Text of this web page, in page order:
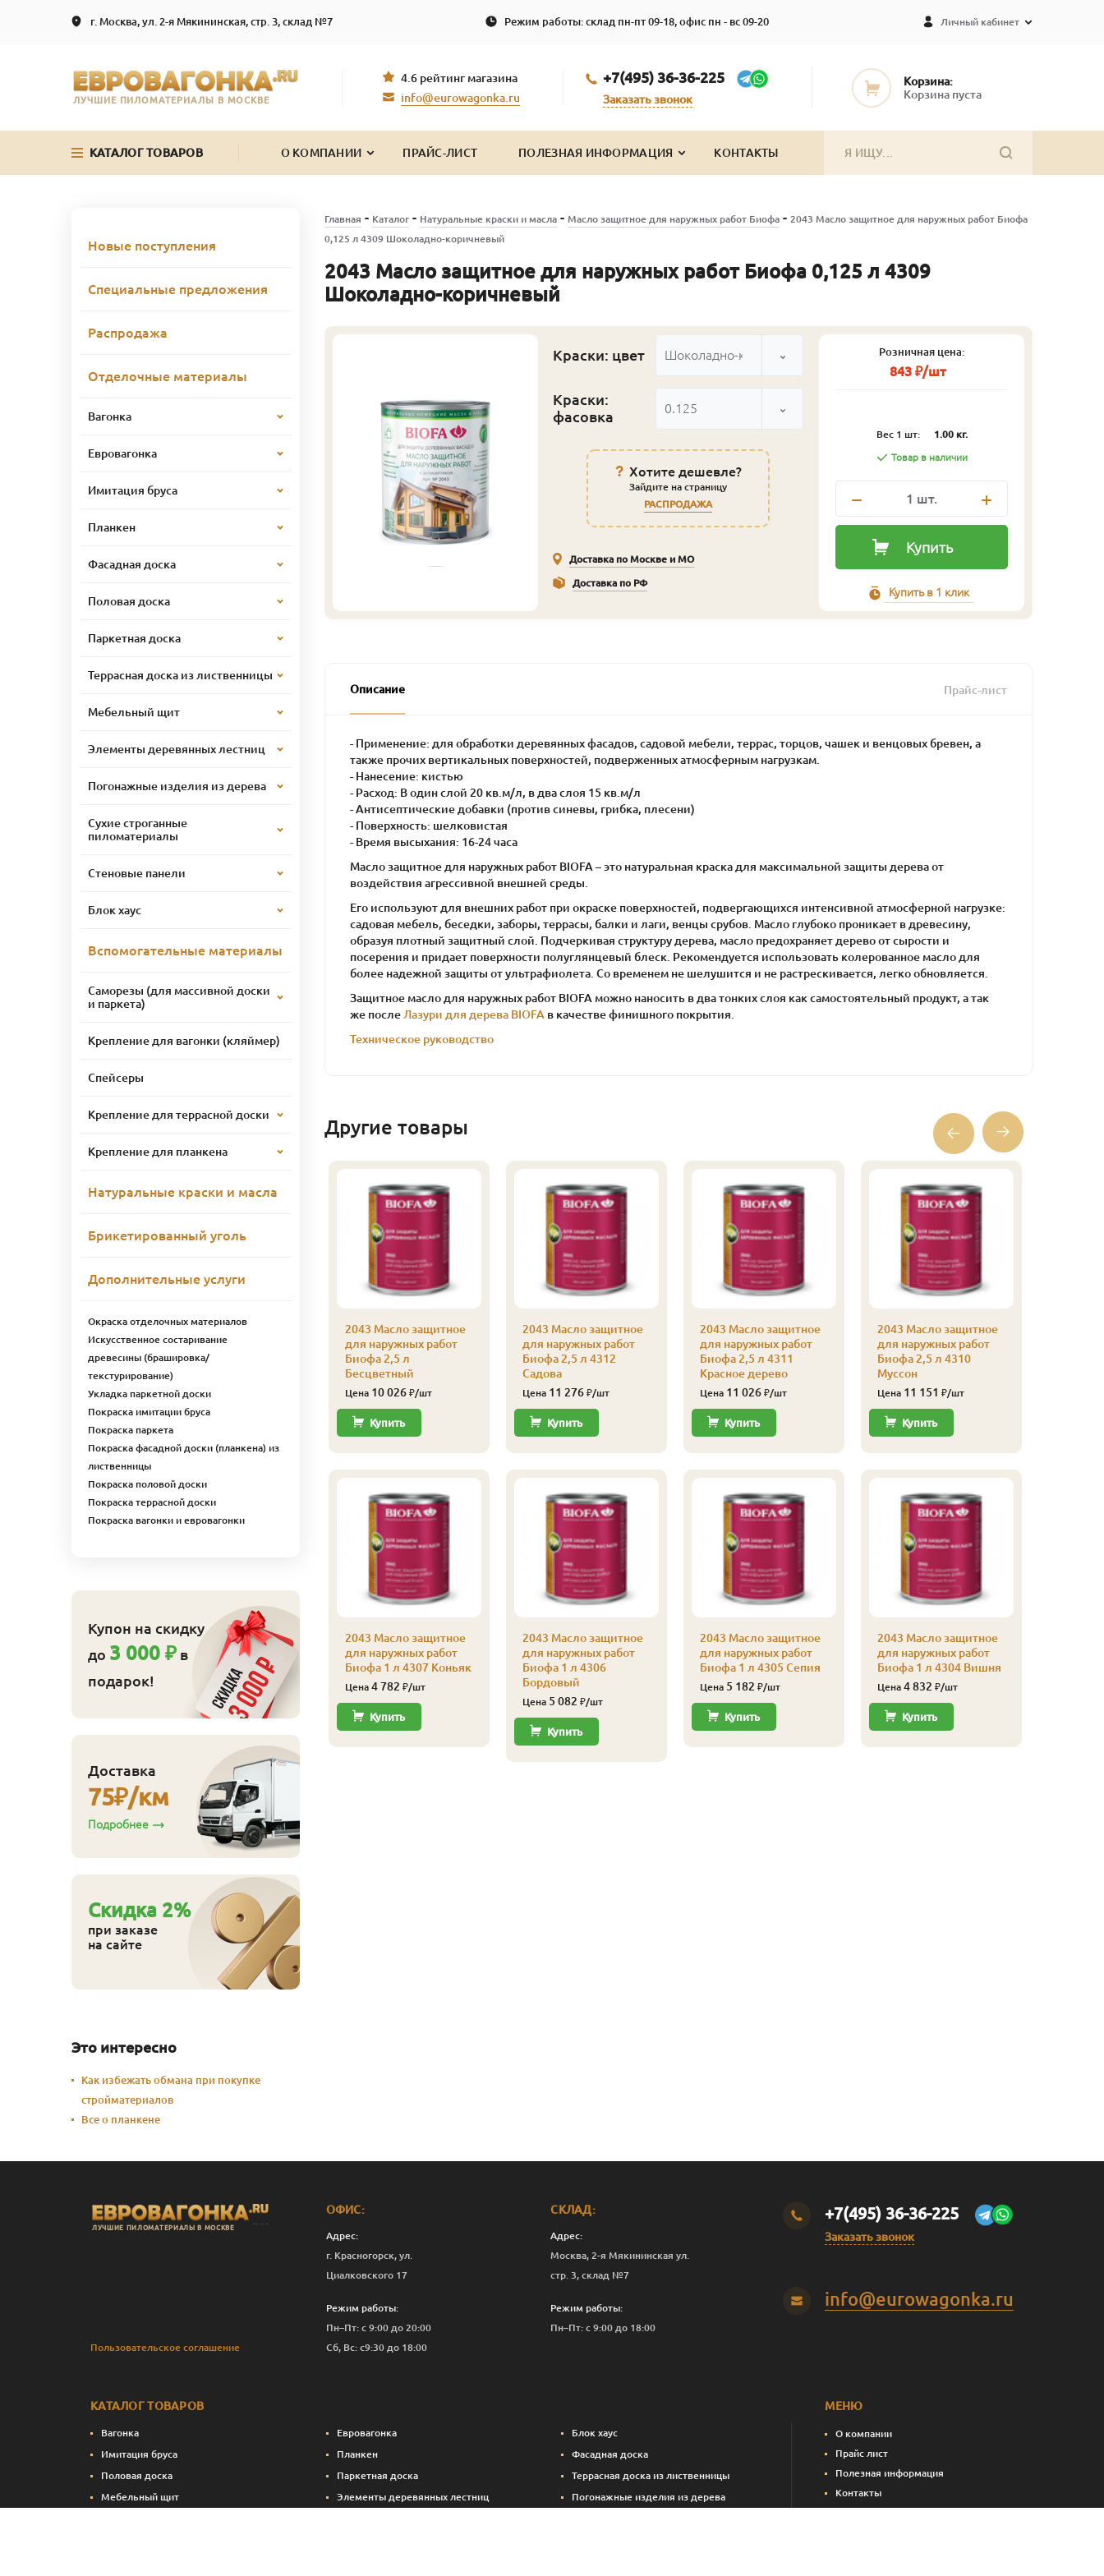
г. Москва, ул. 2-я Мякининская, стр. 3, склад №7 Режим работы: склад пн-пт 09-18, офис пн - вс 09-20 Личный кабинет
ЛУЧШИЕ ПИЛОМАТЕРИАЛЫ В МОСКВЕ
4.6 рейтинг магазина
info@eurowagonka.ru
+7(495) 36-36-225
Заказать звонок
Корзина:
Корзина пуста
КАТАЛОГ ТОВАРОВ О КОМПАНИИ ПРАЙС-ЛИСТ ПОЛЕЗНАЯ ИНФОРМАЦИЯ КОНТАКТЫ
Главная - Каталог- Натуральные краски и масла- Масло защитное для наружных работ Биофа- 2043 Масло защитное для наружных работ Биофа
0,125 л 4309 Шоколадно-коричневый
2043 Масло защитное для наружных работ Биофа 0,125 л 4309
Шоколадно-коричневый
Краски: цвет Шоколадно-коричневый
Краски:
фасовка
0.125
Хотите дешевле?
Зайдите на страницу
РАСПРОДАЖА
Доставка по Москве и МО
Доставка по РФ
Розничная цена:
843 ₽/шт
Вес 1 шт: 1.00 кг.
Товар в наличии
1 шт.
Купить
Купить в 1 клик
Описание Прайс-лист
- Применение: для обработки деревянных фасадов, садовой мебели, террас, торцов, чашек и венцовых бревен, а
также прочих вертикальных поверхностей, подверженных атмосферным нагрузкам.
- Нанесение: кистью
- Расход: В один слой 20 кв.м/л, в два слоя 15 кв.м/л
- Антисептические добавки (против синевы, грибка, плесени)
- Поверхность: шелковистая
- Время высыхания: 16-24 часа
Масло защитное для наружных работ BIOFA – это натуральная краска для максимальной защиты дерева от
воздействия агрессивной внешней среды.
Его используют для внешних работ при окраске поверхностей, подвергающихся интенсивной атмосферной нагрузке:
садовая мебель, беседки, заборы, террасы, балки и лаги, венцы срубов. Масло глубоко проникает в древесину,
образуя плотный защитный слой. Подчеркивая структуру дерева, масло предохраняет дерево от сырости и
посерения и придает поверхности полуглянцевый блеск. Рекомендуется использовать колерованное масло для
более надежной защиты от ультрафиолета. Со временем не шелушится и не растрескивается, легко обновляется.
Защитное масло для наружных работ BIOFA можно наносить в два тонких слоя как самостоятельный продукт, а так
же после Лазури для дерева BIOFA в качестве финишного покрытия.
Техническое руководство
Другие товары
Масло защитное
наружных работ
Масло защитное
0,125 л 4301
2043 Масло защитное
для наружных работ
Биофа 1 л 4308
Оливковый
Цена5 282
2043 Масло защитное
для наружных работ
Биофа 2,5 л
Бесцветный
Цена 10 026₽/шт
Купить
2043 Масло защитное
для наружных работ
Биофа 1 л 4307 Коньяк
Цена 4 782 ₽/шт
Купить
2043 Масло защитное
для наружных работ
Биофа 2,5 л 4312
Садова
Цена 11 276₽/шт
Купить
2043 Масло защитное
для наружных работ
Биофа 1 л 4306
Бордовый
Цена 5 082 ₽/шт
Купить
2043 Масло защитное
для наружных работ
Биофа 2,5 л 4311
Красное дерево
Цена 11 026₽/шт
Купить
2043 Масло защитное
для наружных работ
Биофа 1 л 4305 Сепия
Цена 5 182 ₽/шт
Купить
2043 Масло защитное
для наружных работ
Биофа 2,5 л 4310
Муссон
Цена 11 151 ₽/шт
Купить
2043 Масло защитное
для наружных работ
Биофа 1 л 4304 Вишня
Цена 4 832 ₽/шт
Купить
Новые поступления
Специальные предложения
Распродажа
Отделочные материалы
Вагонка
Евровагонка
Имитация бруса
Планкен
Фасадная доска
Половая доска
Паркетная доска
Террасная доска из лиственницы
Мебельный щит
Элементы деревянных лестниц
Погонажные изделия из дерева
Сухие строганные
пиломатериалы
Стеновые панели
Блок хаус
Вспомогательные материалы
Саморезы (для массивной доски
и паркета)
Крепление для вагонки (кляймер)
Спейсеры
Крепление для террасной доски
Крепление для планкена
Натуральные краски и масла
Брикетированный уголь
Дополнительные услуги
Окраска отделочных материалов
Искусственное состаривание
древесины (брашировка/
текстурирование)
Укладка паркетной доски
Покраска имитации бруса
Покраска паркета
Покраска фасадной доски (планкена) из
лиственницы
Покраска половой доски
Покраска террасной доски
Покраска вагонки и евровагонки
Купон на скидку
до 3 000 ₽ в
подарок!
Доставка
75₽/км
Подробнее
Cкидка 2%
при заказе
на сайте
Это интересно
Как избежать обмана при покупке
стройматериалов
Все о планкене
ЛУЧШИЕ ПИЛОМАТЕРИАЛЫ В МОСКВЕ
Пользовательское соглашение
ОФИС:
Адрес:
г. Красногорск, ул.
Циалковского 17
Режим работы:
Пн–Пт: с 9:00 до 20:00
Сб, Вс: с9:30 до 18:00
СКЛАД:
Адрес:
Москва, 2-я Мякининская ул.
стр. 3, склад №7
Режим работы:
Пн–Пт: с 9:00 до 18:00
+7(495) 36-36-225
Заказать звонок
info@eurowagonka.ru
КАТАЛОГ ТОВАРОВ
Вагонка Евровагонка
Блок хаус
Имитация бруса
Планкен
Фасадная доска
Половая доска
Паркетная доска
Террасная доска из лиственницы
Мебельный щит
Элементы деревянных лестниц
Погонажные изделия из дерева
МЕНЮ
О компании
Прайс лист
Полезная информация
Контакты